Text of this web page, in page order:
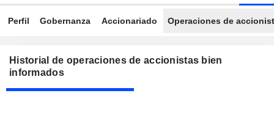
Perfil Gobernanza Accionariado Operaciones de
Historial de operaciones de accionistas bien
informados